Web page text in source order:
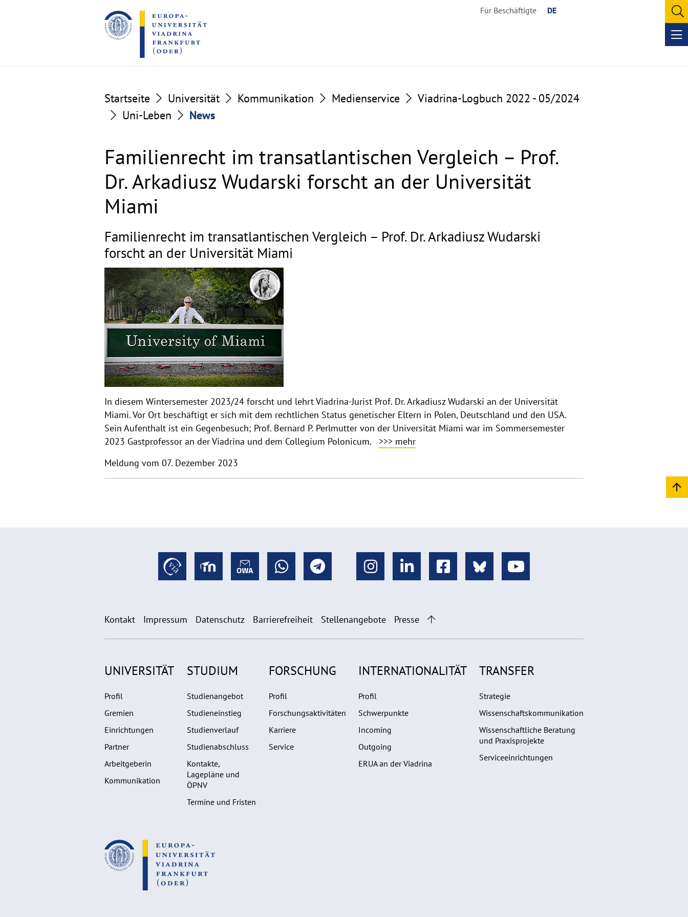
to
the
content
to
the
footer
Für Beschäftigte DE
Startseite Universität Kommunikation Medienservice
Viadrina-Logbuch 2022 - 05/2024
Uni-Leben
News
Familienrecht im transatlantischen Vergleich – Prof.
Dr. Arkadiusz Wudarski forscht an der Universität
Miami
Familienrecht im transatlantischen Vergleich – Prof. Dr. Arkadiusz Wudarski
forscht an der Universität Miami
In diesem Wintersemester 2023/24 forscht und lehrt Viadrina-Jurist Prof. Dr. Arkadiusz Wudarski an der Universität
Miami. Vor Ort beschäftigt er sich mit dem rechtlichen Status genetischer Eltern in Polen, Deutschland und den USA.
Sein Aufenthalt ist ein Gegenbesuch; Prof. Bernard P. Perlmutter von der Universität Miami war im Sommersemester
2023 Gastprofessor an der Viadrina und dem Collegium Polonicum. >>> mehr
Meldung vom 07. Dezember 2023
Kontakt Impressum Datenschutz Barrierefreiheit Stellenangebote Presse
UNIVERSITÄT
Profil
Gremien
Einrichtungen
Partner
Arbeitgeberin
Kommunikation
STUDIUM
Studienangebot
Studieneinstieg
Studienverlauf
Studienabschluss
Kontakte,
Lagepläne und
ÖPNV
Termine und Fristen
FORSCHUNG
Profil
Forschungsaktivitäten
Karriere
Service
INTERNATIONALITÄT
Profil
Schwerpunkte
Incoming
Outgoing
ERUA an der Viadrina
TRANSFER
Strategie
Wissenschaftskommunikation
Wissenschaftliche Beratung
und Praxisprojekte
Serviceeinrichtungen